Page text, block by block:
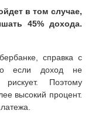
в том случае,
45% дохода.
справка с
если доход не
Поэтому
высокий процент.